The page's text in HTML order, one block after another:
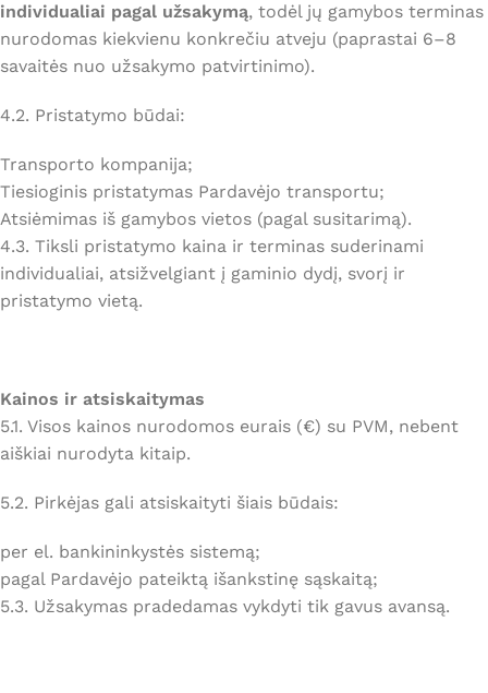
individualiai pagal užsakymą, todėl jų gamybos terminas
nurodomas kiekvienu konkrečiu atveju (paprastai 6–8
savaitės nuo užsakymo patvirtinimo).
4.2. Pristatymo būdai:
Transporto kompanija;
Tiesioginis pristatymas Pardavėjo transportu;
Atsiėmimas iš gamybos vietos (pagal susitarimą).
4.3. Tiksli pristatymo kaina ir terminas suderinami
individualiai, atsižvelgiant į gaminio dydį, svorį ir
pristatymo vietą.
Kainos ir atsiskaitymas
5.1. Visos kainos nurodomos eurais (€) su PVM, nebent
aiškiai nurodyta kitaip.
5.2. Pirkėjas gali atsiskaityti šiais būdais:
per el. bankininkystės sistemą;
pagal Pardavėjo pateiktą išankstinę sąskaitą;
5.3. Užsakymas pradedamas vykdyti tik gavus avansą.